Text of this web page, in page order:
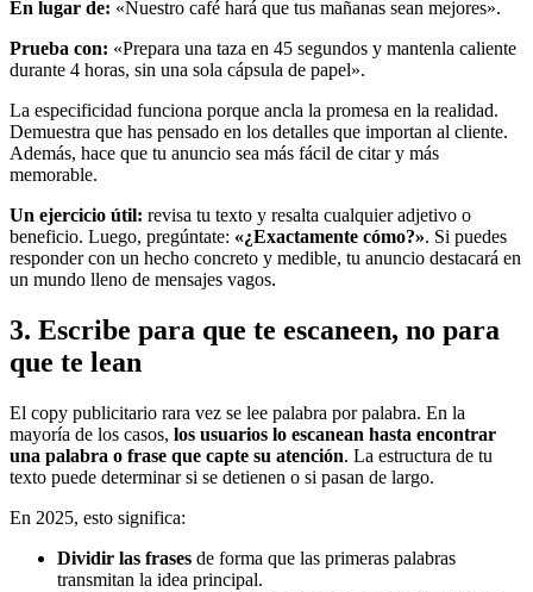
En lugar de: «Nuestro café hará que tus mañanas sean mejores».
Prueba con: «Prepara una taza en 45 segundos y mantenla caliente
durante 4 horas, sin una sola cápsula de papel».
La especificidad funciona porque ancla la promesa en la realidad.
Demuestra que has pensado en los detalles que importan al cliente.
Además, hace que tu anuncio sea más fácil de citar y más
memorable.
Un ejercicio útil: revisa tu texto y resalta cualquier adjetivo o
beneficio. Luego, pregúntate: «¿Exactamente cómo?». Si puedes
responder con un hecho concreto y medible, tu anuncio destacará en
un mundo lleno de mensajes vagos.
3. Escribe para que te escaneen, no para
que te lean
El copy publicitario rara vez se lee palabra por palabra. En la
mayoría de los casos, los usuarios lo escanean hasta encontrar
una palabra o frase que capte su atención. La estructura de tu
texto puede determinar si se detienen o si pasan de largo.
En 2025, esto significa:
Dividir las frases de forma que las primeras palabras
transmitan la idea principal.